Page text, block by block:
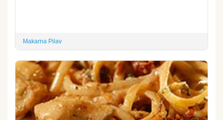
Makarna Pilav